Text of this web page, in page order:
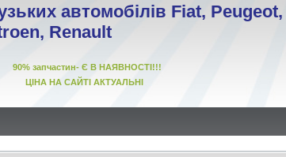
автомобілів Fiat, Peugeot,
Renault
Є В НАЯВНОСТІ!!!
НА САЙТІ АКТУАЛЬНІ